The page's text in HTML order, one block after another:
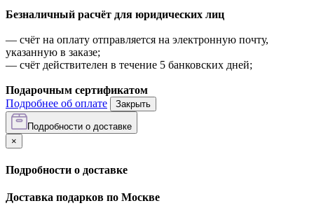
Безналичный расчёт для юридических лиц
— счёт на оплату отправляется на электронную почту,
указанную в заказе;
— счёт действителен в течение 5 банковских дней;
Подарочным сертификатом
Подробнее об оплате
Закрыть
Подробности о доставке
×
Подробности о доставке
Доставка подарков по Москве